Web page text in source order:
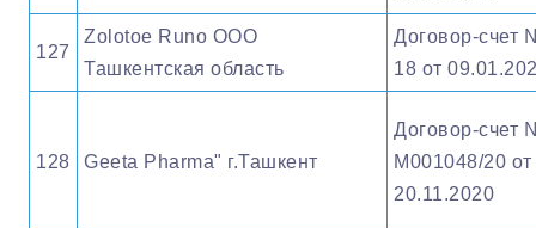
127
Zolotoe Runo ООО
Ташкентская область
Договор-счет
18 от
128 Geeta Pharma" г.Ташкент
Договор-счет
М001048/20 от
20.11.2020